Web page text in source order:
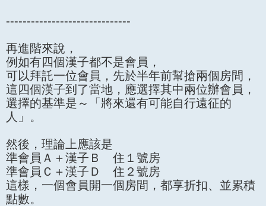
------------------------------
再進階來說，
例如有四個漢子都不是會員，
可以拜託一位會員，先於半年前幫搶兩個房間，
這四個漢子到了當地，應選擇其中兩位辦會員，
選擇的基準是～「將來還有可能自行遠征的
人」。
然後，理論上應該是
準會員Ａ＋漢子Ｂ 住１號房
準會員Ｃ＋漢子Ｄ 住２號房
這樣，一個會員開一個房間，都享折扣、並累積
點數。